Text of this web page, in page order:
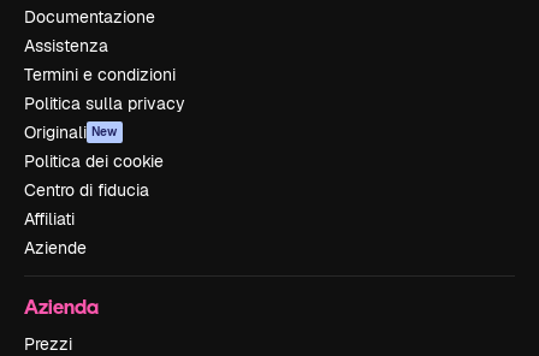
Documentazione
Assistenza
Termini e condizioni
Politica sulla privacy
Originali New
Politica dei cookie
Centro di fiducia
Affiliati
Aziende
Azienda
Prezzi